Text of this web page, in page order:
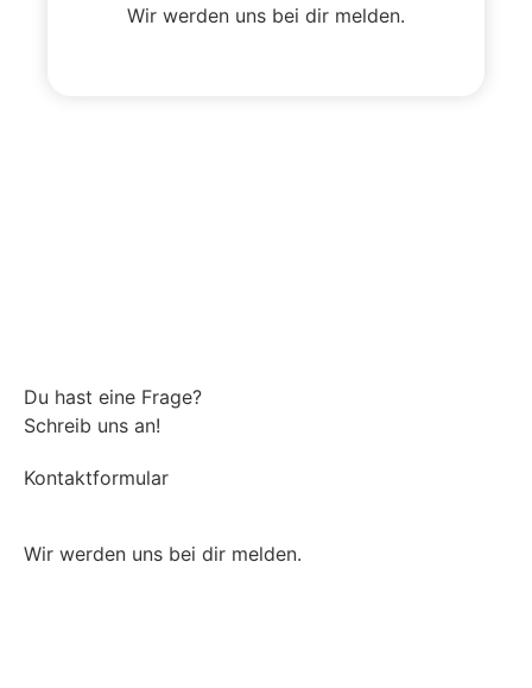
Wir werden uns bei dir melden.
Du hast eine Frage?
Schreib uns an!
Kontaktformular
Wir werden uns bei dir melden.